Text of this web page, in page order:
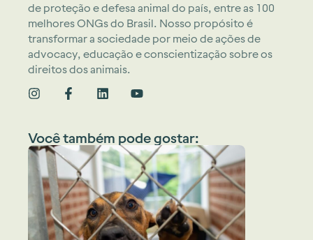
de proteção e defesa animal do país, entre as 100
melhores ONGs do Brasil. Nosso propósito é
transformar a sociedade por meio de ações de
advocacy, educação e conscientização sobre os
direitos dos animais.
Você também pode gostar: